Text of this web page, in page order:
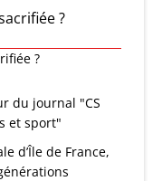
?
?
du journal "CS
et sport"
d’Île de France,